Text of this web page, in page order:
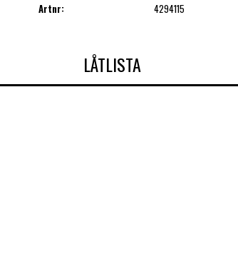
Artnr:
4294115
LÅTLISTA